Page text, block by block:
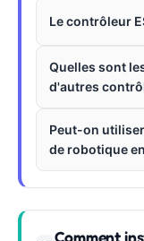
Le contrôleur
Quelles sont
d'autres
Peut-on
de robotique
Comment